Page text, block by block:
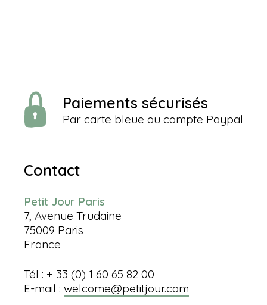
Paiements sécurisés
Par carte bleue ou compte Paypal
Contact
Petit Jour Paris
7, Avenue Trudaine
75009 Paris
France
Tél : + 33 (0) 1 60 65 82 00
E-mail : welcome@petitjour.com